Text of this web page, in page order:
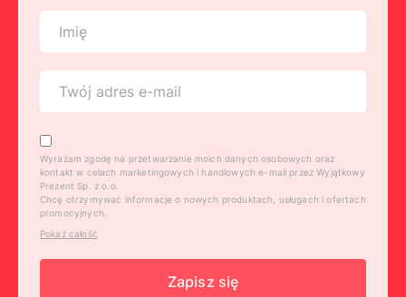
Wyrażam zgodę na przetwarzanie moich danych osobowych oraz
kontakt w celach marketingowych i handlowych e-mail przez Wyjątkowy
Prezent Sp. z o.o.
Chcę otrzymywać informacje o nowych produktach, usługach i ofertach
promocyjnych.
Pokaż całość
Zapisz się